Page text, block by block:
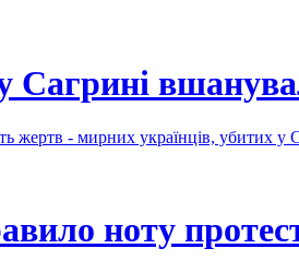
Сагрині
жертв - мирних українців, убитих у
ноту